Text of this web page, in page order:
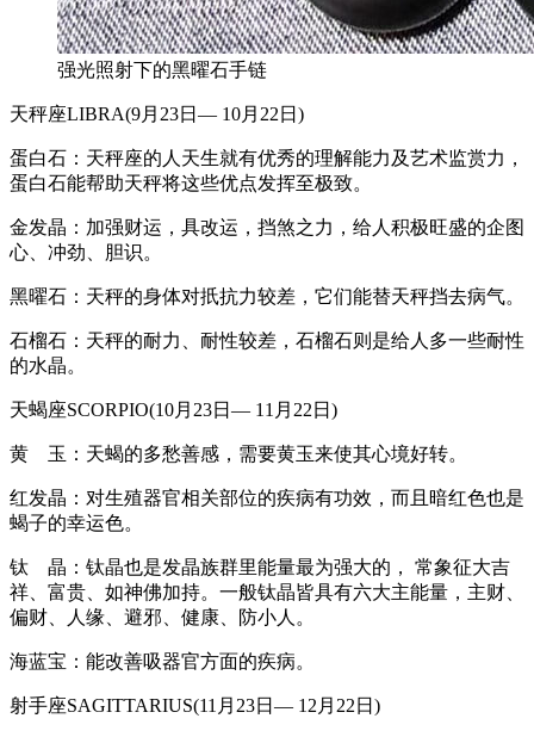
强光照射下的黑曜石手链
天秤座LIBRA(9月23日— 10月22日)
蛋白石：天秤座的人天生就有优秀的理解能力及艺术监赏力，
蛋白石能帮助天秤将这些优点发挥至极致。
金发晶：加强财运，具改运，挡煞之力，给人积极旺盛的企图
心、冲劲、胆识。
黑曜石：天秤的身体对扺抗力较差，它们能替天秤挡去病气。
石榴石：天秤的耐力、耐性较差，石榴石则是给人多一些耐性
的水晶。
天蝎座SCORPIO(10月23日— 11月22日)
黄 玉：天蝎的多愁善感，需要黄玉来使其心境好转。
红发晶：对生殖器官相关部位的疾病有功效，而且暗红色也是
蝎子的幸运色。
钛 晶：钛晶也是发晶族群里能量最为强大的， 常象征大吉
祥、富贵、如神佛加持。一般钛晶皆具有六大主能量，主财、
偏财、人缘、避邪、健康、防小人。
海蓝宝：能改善吸器官方面的疾病。
射手座SAGITTARIUS(11月23日— 12月22日)